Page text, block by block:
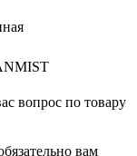
вопрос по товару
вам